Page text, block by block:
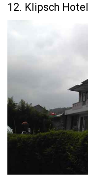
12. Klipsch Hotel